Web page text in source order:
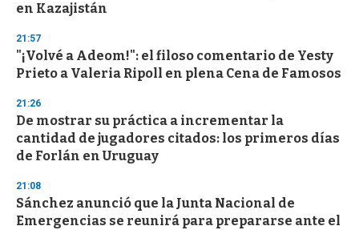
en Kazajistán
21:57
"¡Volvé a Adeom!": el filoso comentario de Yesty
Prieto a Valeria Ripoll en plena Cena de Famosos
21:26
De mostrar su práctica a incrementar la
cantidad de jugadores citados: los primeros días
de Forlán en Uruguay
21:08
Sánchez anunció que la Junta Nacional de
Emergencias se reunirá para prepararse ante el